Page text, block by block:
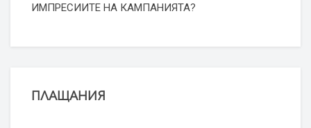
ИМПРЕСИИТЕ НА КАМПАНИЯТА?
ПЛАЩАНИЯ